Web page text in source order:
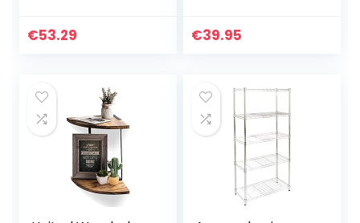
€53.29
planken, vintage,
€39.95